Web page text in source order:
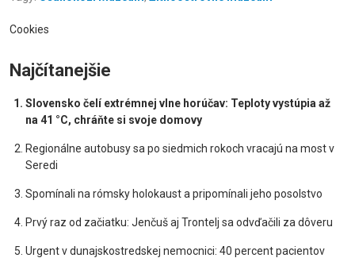
Cookies
Najčítanejšie
Slovensko čelí extrémnej vlne horúčav: Teploty vystúpia až
na 41 °C, chráňte si svoje domovy
Regionálne autobusy sa po siedmich rokoch vracajú na most v
Seredi
Spomínali na rómsky holokaust a pripomínali jeho posolstvo
Prvý raz od začiatku: Jenčuš aj Trontelj sa odvďačili za dôveru
Urgent v dunajskostredskej nemocnici: 40 percent pacientov